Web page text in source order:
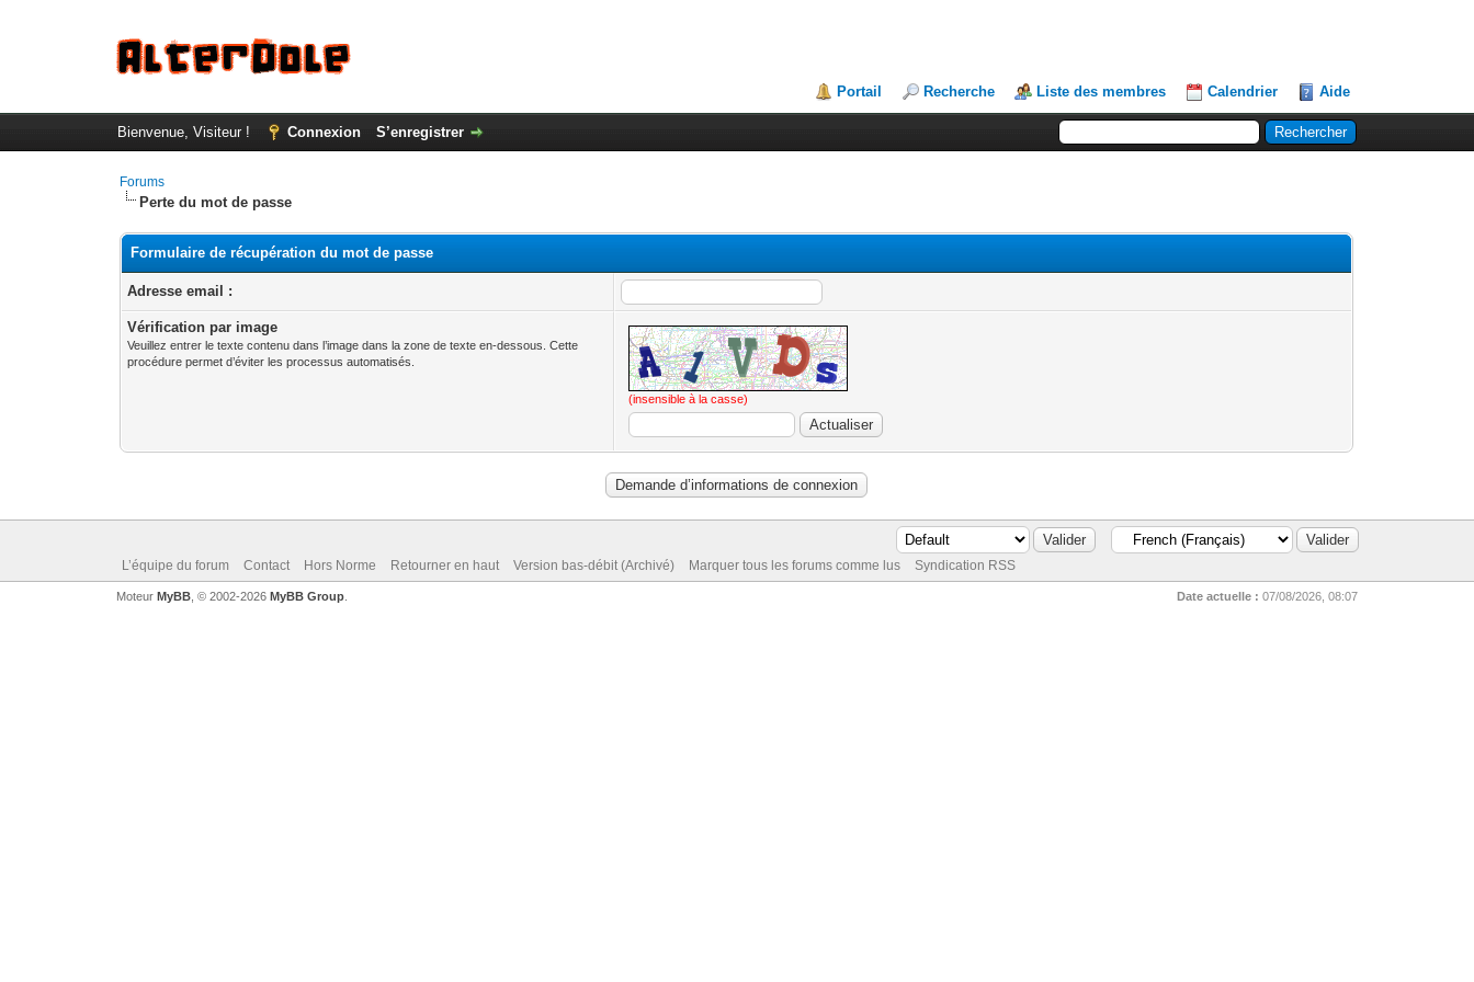
Portail Recherche Liste des membres Calendrier Aide
Bienvenue, Visiteur ! Connexion S’enregistrer
Forums
Perte du mot de passe
Formulaire de récupération du mot de passe
Adresse email :
Vérification par image
Veuillez entrer le texte contenu dans l’image dans la zone de texte en-dessous. Cette
procédure permet d’éviter les processus automatisés.
(insensible à la casse)
L’équipe du forum Contact Hors Norme Retourner en haut Version bas-débit (Archivé) Marquer tous les forums comme lus Syndication RSS
Date actuelle : 07/08/2026, 08:07
Moteur MyBB, © 2002-2026 MyBB Group.